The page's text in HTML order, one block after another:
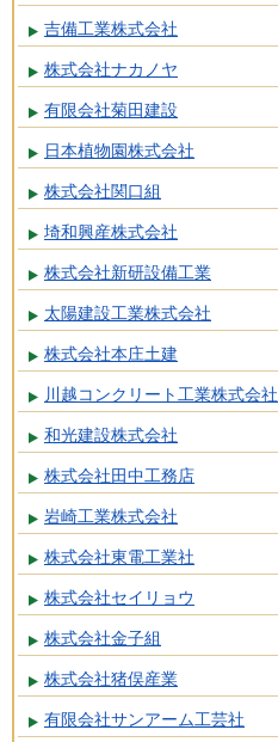
吉備工業株式会社
株式会社ナカノヤ
有限会社菊田建設
日本植物園株式会社
株式会社関口組
埼和興産株式会社
株式会社新研設備工業
太陽建設工業株式会社
株式会社本庄土建
川越コンクリート工業株式会社
和光建設株式会社
株式会社田中工務店
岩崎工業株式会社
株式会社東電工業社
株式会社セイリョウ
株式会社金子組
株式会社猪俣産業
有限会社サンアーム工芸社